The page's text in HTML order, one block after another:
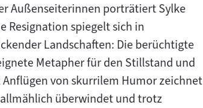
Außenseiterinnen porträtiert Sylke
Resignation spiegelt sich in
Landschaften: Die berüchtigte
Metapher für den Stillstand und
von skurrilem Humor zeichnet
überwindet und trotz